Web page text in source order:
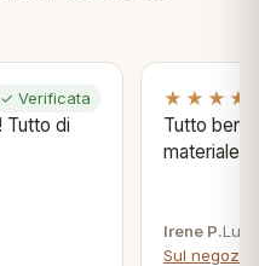
✓ Verificata
Tutto di
Tutto bene
materiale .
Irene P.Lug
Sul negozio